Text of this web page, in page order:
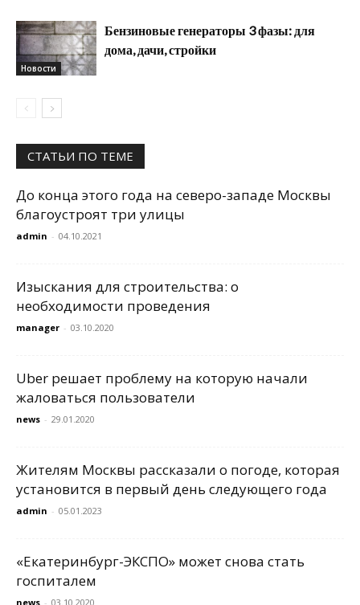
Новости
Бензиновые генераторы 3 фазы: для
дома, дачи, стройки
СТАТЬИ ПО ТЕМЕ
До конца этого года на северо-западе Москвы
благоустроят три улицы
admin - 04.10.2021
Изыскания для строительства: о
необходимости проведения
manager - 03.10.2020
Uber решает проблему на которую начали
жаловаться пользователи
news - 29.01.2020
Жителям Москвы рассказали о погоде, которая
установится в первый день следующего года
admin - 05.01.2023
«Екатеринбург-ЭКСПО» может снова стать
госпиталем
news - 03.10.2020